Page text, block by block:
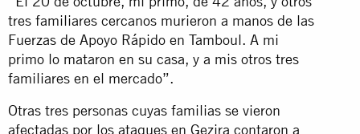
tres familiares cercanos murieron a manos de las
Fuerzas de Apoyo Rápido en Tamboul. A mi
primo lo mataron en su casa, y a mis otros tres
familiares en el mercado”.
Otras tres personas cuyas familias se vieron
afectadas por los ataques en Gezira contaron a